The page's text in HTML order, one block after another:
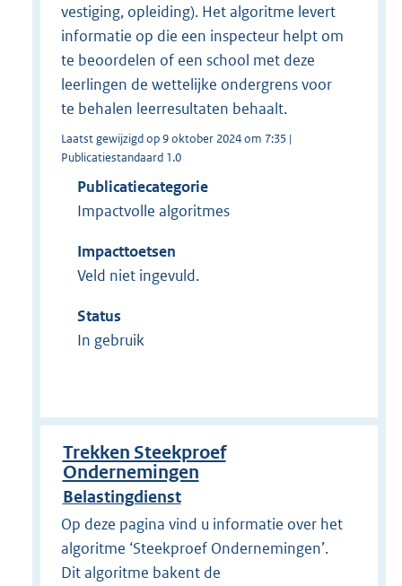
vestiging, opleiding). Het algoritme levert
informatie op die een inspecteur helpt om
te beoordelen of een school met deze
leerlingen de wettelijke ondergrens voor
te behalen leerresultaten behaalt.
Laatst gewijzigd op 9 oktober 2024 om 7:35 |
Publicatiestandaard 1.0
Publicatiecategorie
Impactvolle algoritmes
Impacttoetsen
Veld niet ingevuld.
Status
In gebruik
Trekken Steekproef
Ondernemingen
Belastingdienst
Op deze pagina vind u informatie over het
algoritme ‘Steekproef Ondernemingen’.
Dit algoritme bakent de